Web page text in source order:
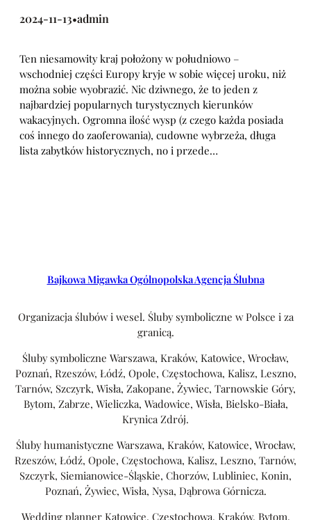
2024-11-13•admin
Ten niesamowity kraj położony w południowo –
wschodniej części Europy kryje w sobie więcej uroku, niż
można sobie wyobrazić. Nic dziwnego, że to jeden z
najbardziej popularnych turystycznych kierunków
wakacyjnych. Ogromna ilość wysp (z czego każda posiada
coś innego do zaoferowania), cudowne wybrzeża, długa
lista zabytków historycznych, no i przede…
Bajkowa Migawka Ogólnopolska Agencja Ślubna
Organizacja ślubów i wesel. Śluby symboliczne w Polsce i za
granicą.
Śluby symboliczne Warszawa, Kraków, Katowice, Wrocław,
Poznań, Rzeszów, Łódź, Opole, Częstochowa, Kalisz, Leszno,
Tarnów, Szczyrk, Wisła, Zakopane, Żywiec, Tarnowskie Góry,
Bytom, Zabrze, Wieliczka, Wadowice, Wisła, Bielsko-Biała,
Krynica Zdrój.
Śluby humanistyczne Warszawa, Kraków, Katowice, Wrocław,
Rzeszów, Łódź, Opole, Częstochowa, Kalisz, Leszno, Tarnów,
Szczyrk, Siemianowice-Śląskie, Chorzów, Lubliniec, Konin,
Poznań, Żywiec, Wisła, Nysa, Dąbrowa Górnicza.
Wedding planner Katowice, Częstochowa, Kraków, Bytom,